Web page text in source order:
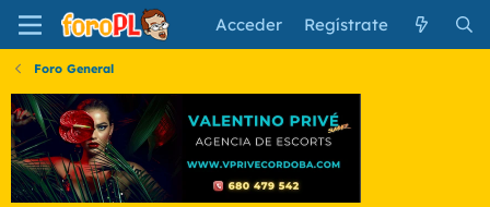
Acceder Regístrate
Foro General